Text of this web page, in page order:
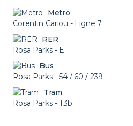
Metro
Corentin Cariou - Ligne 7
RER
Rosa Parks - E
Bus
Rosa Parks - 54 / 60 / 239
Tram
Rosa Parks - T3b